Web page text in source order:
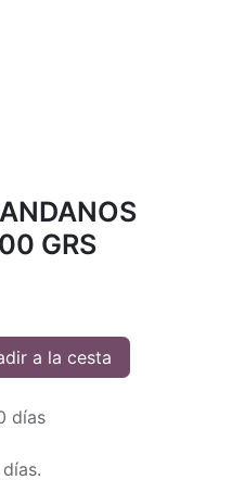
GRS
a la cesta
días